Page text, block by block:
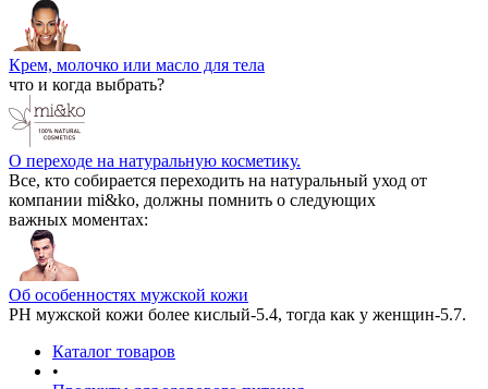
Крем, молочко или масло для тела
что и когда выбрать?
О переходе на натуральную косметику.
Все, кто собирается переходить на натуральный уход от
компании mi&ko, должны помнить о следующих
важных моментах:
Об особенностях мужской кожи
РН мужской кожи более кислый-5.4, тогда как у женщин-5.7.
Каталог товаров
•